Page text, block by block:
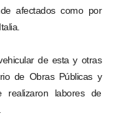
afectados como por
de esta y otras
de Obras Públicas y
realizaron labores de